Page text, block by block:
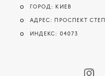
ГОРОД: КИЕВ
АДРЕС: ПРОСПЕКТ
ИНДЕКС: 04073